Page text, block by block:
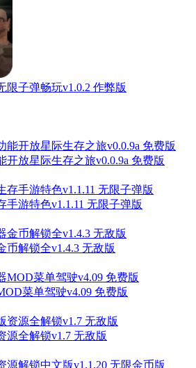
限子弹畅玩v1.0.2 作弊版
开放星际生存之旅v0.0.9a 免费版
手游特色v1.1.11 无限子弹版
币解锁全v1.4.3 无敌版
菜单驾驶v4.09 免费版
源全解锁v1.7 无敌版